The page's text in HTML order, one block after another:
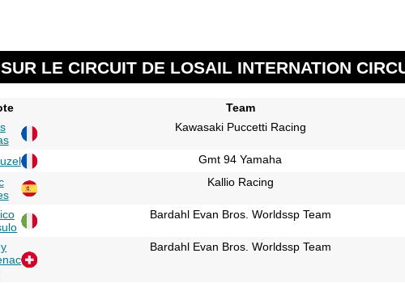
LE CIRCUIT DE LOSAIL INTERNATION
Team
Kawasaki Puccetti Racing
Gmt 94 Yamaha
Kallio Racing
Bardahl Evan Bros. Worldssp Team
Bardahl Evan Bros. Worldssp Team